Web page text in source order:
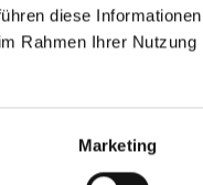
diese Informationen
Rahmen Ihrer Nutzung
Marketing